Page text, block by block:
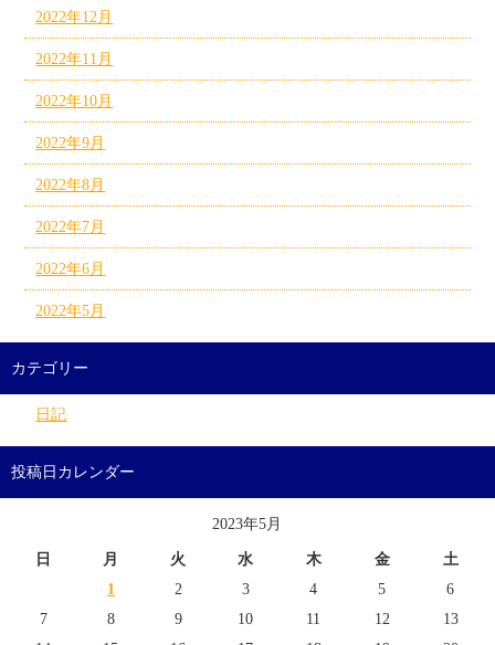
2022年12月
2022年11月
2022年10月
2022年9月
2022年8月
2022年7月
2022年6月
2022年5月
カテゴリー
日記
投稿日カレンダー
2023年5月
日 月 火 水 木 金
土
1
2 3 4 5
6
7
8 9 10 11 12
13